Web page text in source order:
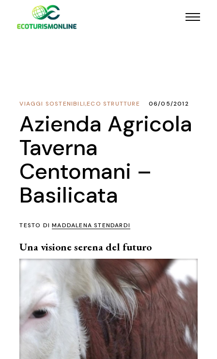
ECO STRUTTURE
,
VIAGGI SOSTENIBILI 06/05/2012
Azienda Agricola
Taverna
Centomani –
Basilicata
TESTO DIMADDALENA STENDARDI
Una visione serena del futuro